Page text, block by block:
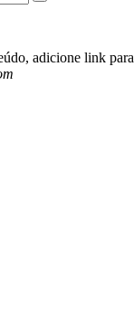
adicione link para